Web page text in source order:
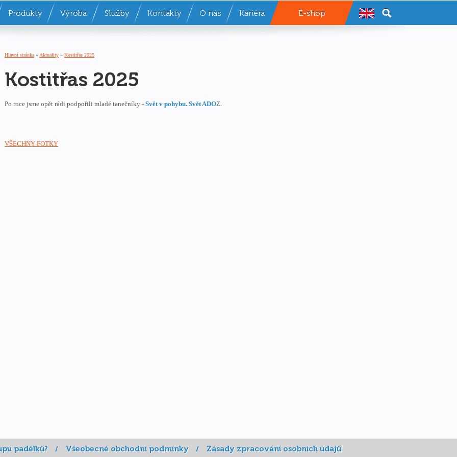
Produkty Výroba Služby Kontakty O nás Kariéra E-shop
Hlavní stránka » Aktuality » Kostitřas 2025
Kostitřas 2025
Po roce jsme opět rádi podpořili mladé tanečníky - Svět v pohybu. Svět ADOZ.
VŠECHNY FOTKY
padělků? Všeobecné obchodní podmínky Zásady zpracování osobních údajů